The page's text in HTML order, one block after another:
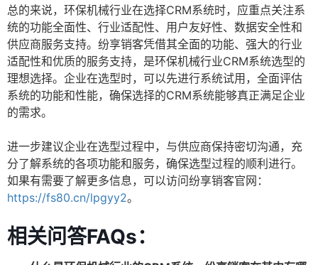
总的来说，环保机械行业在选择CRM系统时，应重点关注系
统的功能全面性、行业适配性、用户友好性、数据安全性和
供应商服务支持。纷享销客凭借其全面的功能、强大的行业
适配性和优质的服务支持，是环保机械行业CRM系统选型的
理想选择。企业在选型时，可以先进行系统试用，全面评估
系统的功能和性能，确保选择的CRM系统能够真正满足企业
的需求。
进一步建议企业在选型过程中，与供应商保持密切沟通，充
分了解系统的各项功能和服务，确保选型过程的顺利进行。
如果有需要了解更多信息，可以访问纷享销客官网：
https://fs80.cn/lpgyy2。
相关问答FAQs：